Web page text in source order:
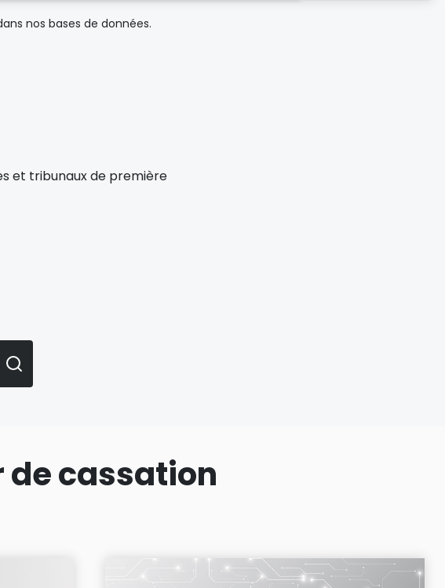
nos bases de données.
et tribunaux de première
de cassation